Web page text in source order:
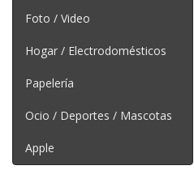
Foto / Video
Hogar / Electrodomésticos
Papelería
Ocio / Deportes / Mascotas
Apple